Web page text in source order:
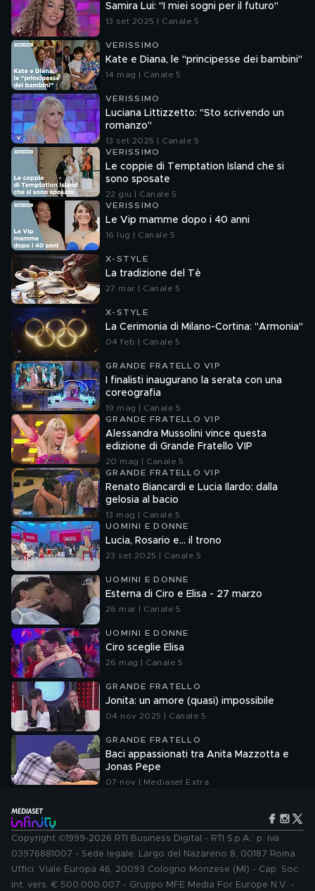
Samira Lui: "I miei sogni per il futuro"
13 set 2025 | Canale 5
VERISSIMO
Kate e Diana, le "principesse dei bambini"
14 mag | Canale 5
VERISSIMO
Luciana Littizzetto: "Sto scrivendo un
romanzo"
13 set 2025 | Canale 5
VERISSIMO
Le coppie di Temptation Island che si
sono sposate
22 giu | Canale 5
VERISSIMO
Le Vip mamme dopo i 40 anni
16 lug | Canale 5
X-STYLE
La tradizione del Tè
27 mar | Canale 5
X-STYLE
La Cerimonia di Milano-Cortina: "Armonia"
04 feb | Canale 5
GRANDE FRATELLO VIP
I finalisti inaugurano la serata con una
coreografia
19 mag | Canale 5
GRANDE FRATELLO VIP
Alessandra Mussolini vince questa
edizione di Grande Fratello VIP
20 mag | Canale 5
GRANDE FRATELLO VIP
Renato Biancardi e Lucia Ilardo: dalla
gelosia al bacio
13 mag | Canale 5
UOMINI E DONNE
Lucia, Rosario e... il trono
23 set 2025 | Canale 5
UOMINI E DONNE
Esterna di Ciro e Elisa - 27 marzo
26 mar | Canale 5
UOMINI E DONNE
Ciro sceglie Elisa
26 mag | Canale 5
GRANDE FRATELLO
Jonita: un amore (quasi) impossibile
04 nov 2025 | Canale 5
GRANDE FRATELLO
Baci appassionati tra Anita Mazzotta e
Jonas Pepe
07 nov | Mediaset Extra
Copyright ©1999-2026 RTI Business Digital - RTI S.p.A.: p. iva
03976881007 - Sede legale: Largo del Nazareno 8, 00187 Roma.
Uffici: Viale Europa 46, 20093 Cologno Monzese (MI) - Cap. Soc.
int. vers. € 500.000.007 - Gruppo MFE Media For Europe N.V. -